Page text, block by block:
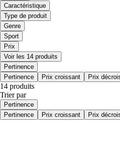
Caractéristique
Type de produit
Genre
Sport
Prix
Voir les 14 produits
Pertinence
Pertinence
Prix croissant Prix
14 produits
Trier par
Pertinence
Pertinence
Prix croissant Prix